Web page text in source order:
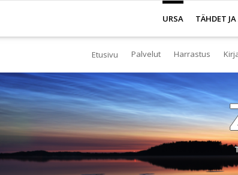
URSA TÄHDET
Etusivu
Jäsenyys
Yleistä Ursan
Toimisto
Kirjasto
Palvelut
Yleistä
Tähtitornit
Harrastus